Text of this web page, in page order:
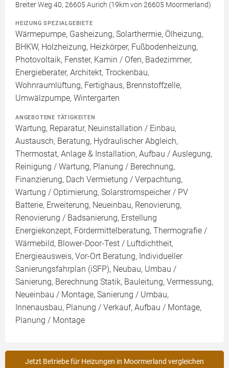
Breiter Weg 40, 26605 Aurich (19km von 26605 Moormerland)
HEIZUNG SPEZIALGEBIETE
Wärmepumpe, Gasheizung, Solarthermie, Ölheizung,
BHKW, Holzheizung, Heizkörper, Fußbodenheizung,
Photovoltaik, Fenster, Kamin / Ofen, Badezimmer,
Energieberater, Architekt, Trockenbau,
Wohnraumlüftung, Fertighaus, Brennstoffzelle,
Umwälzpumpe, Wintergarten
ANGEBOTENE TÄTIGKEITEN
Wartung, Reparatur, Neuinstallation / Einbau,
Austausch, Beratung, Hydraulischer Abgleich,
Thermostat, Anlage & Installation, Aufbau / Auslegung,
Reinigung / Wartung, Planung / Berechnung,
Finanzierung, Dach Vermietung / Verpachtung,
Wartung / Optimierung, Solarstromspeicher / PV
Batterie, Erweiterung, Neueinbau, Renovierung,
Renovierung / Badsanierung, Erstellung
Energiekonzept, Fördermittelberatung, Thermografie /
Wärmebild, Blower-Door-Test / Luftdichtheit,
Energieausweis, Vor-Ort Beratung, Individueller
Sanierungsfahrplan (iSFP), Neubau, Umbau /
Sanierung, Berechnung Statik, Bauleitung, Vermessung,
Neueinbau / Montage, Sanierung / Umbau,
Innenausbau, Planung / Verkauf, Aufbau / Montage,
Planung / Montage
Jetzt Betriebe für Heizungen in Moormerland vergleichen